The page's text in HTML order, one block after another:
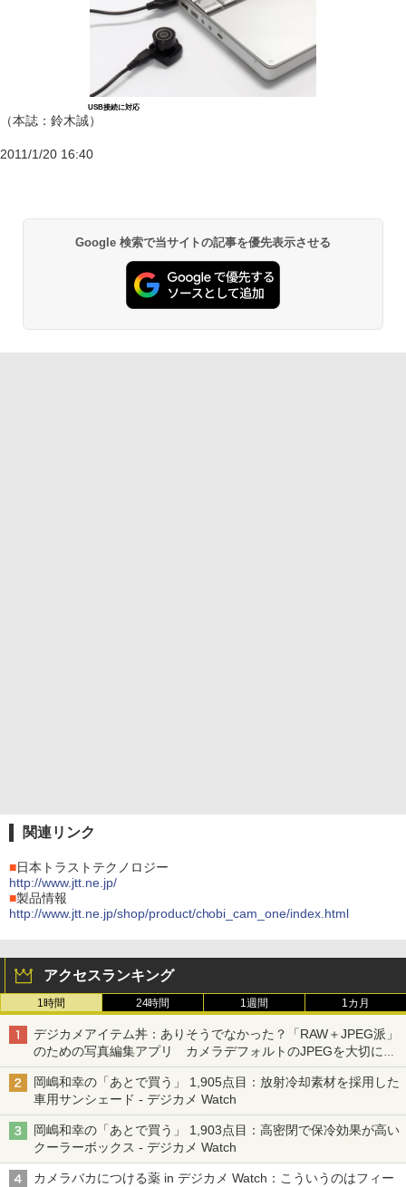
USB接続に対応
（本誌：鈴木誠）
2011/1/20 16:40
Google 検索で当サイトの記事を優先表示させる
関連リンク
■日本トラストテクノロジー
http://www.jtt.ne.jp/
■製品情報
http://www.jtt.ne.jp/shop/product/chobi_cam_one/index.html
アクセスランキング
1時間 24時間 1週間 1カ月
デジカメアイテム丼：ありそうでなかった？「RAW＋JPEG派」
のための写真編集アプリ カメラデフォルトのJPEGを大切にす
る「Filmator」
岡嶋和幸の「あとで買う」 1,905点目：放射冷却素材を採用した
車用サンシェード - デジカメ Watch
岡嶋和幸の「あとで買う」 1,903点目：高密閉で保冷効果が高い
クーラーボックス - デジカメ Watch
カメラバカにつける薬 in デジカメ Watch：こういうのはフィー